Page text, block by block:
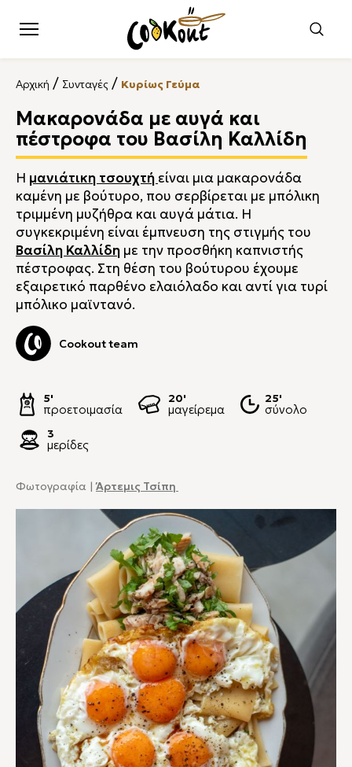
Αρχική / Συνταγές / Κυρίως Γεύμα
Μακαρονάδα με αυγά και
πέστροφα του Βασίλη Καλλίδη
Η μανιάτικη τσουχτή είναι μια μακαρονάδα
καμένη με βούτυρο, που σερβίρεται με μπόλικη
τριμμένη μυζήθρα και αυγά μάτια. Η
συγκεκριμένη είναι έμπνευση της στιγμής του
Βασίλη Καλλίδη με την προσθήκη καπνιστής
πέστροφας. Στη θέση του βούτυρου έχουμε
εξαιρετικό παρθένο ελαιόλαδο και αντί για τυρί
μπόλικο μαϊντανό.
Cookout team
5'
προετοιμασία
20'
μαγείρεμα
25'
σύνολο
3
μερίδες
Φωτογραφία |Άρτεμις Τσίπη